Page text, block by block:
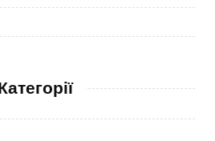
Категорії